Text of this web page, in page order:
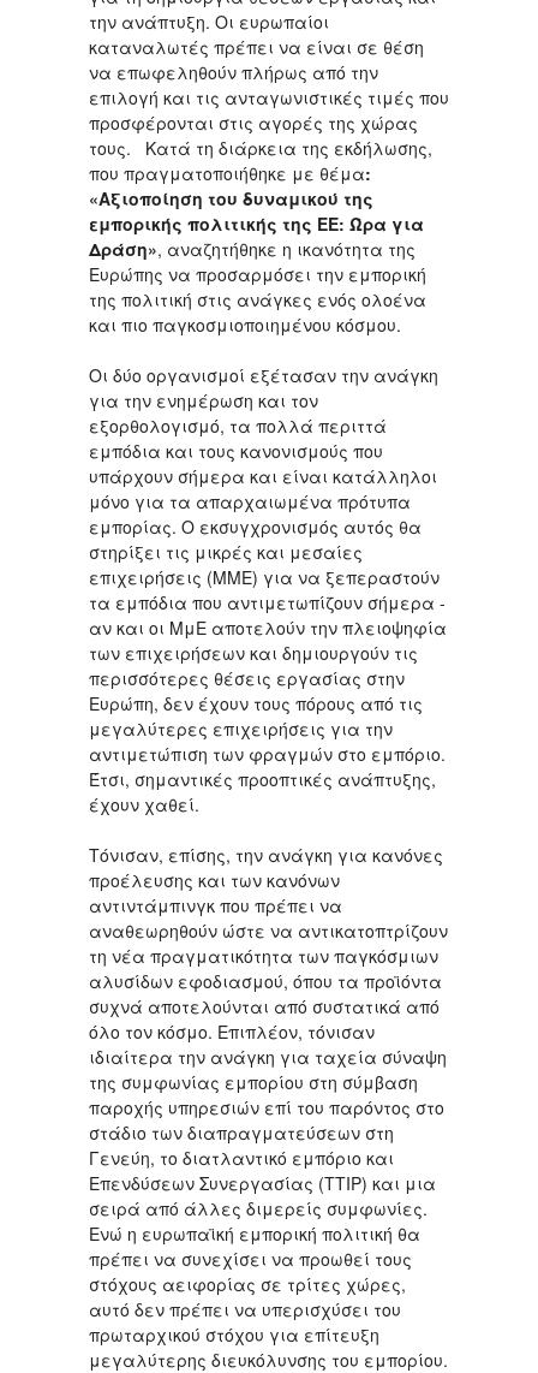
την ανάπτυξη. Οι ευρωπαίοι
καταναλωτές πρέπει να είναι σε θέση
να επωφεληθούν πλήρως από την
επιλογή και τις ανταγωνιστικές τιμές που
προσφέρονται στις αγορές της χώρας
τους. Κατά τη διάρκεια της εκδήλωσης,
που πραγματοποιήθηκε με θέμα:
«Αξιοποίηση του δυναμικού της
εμπορικής πολιτικής της ΕΕ: ​​Ώρα για
Δράση», αναζητήθηκε η ικανότητα της
Ευρώπης να προσαρμόσει την εμπορική
της πολιτική στις ανάγκες ενός ολοένα
και πιο παγκοσμιοποιημένου κόσμου.
Οι δύο οργανισμοί εξέτασαν την ανάγκη
για την ενημέρωση και τον
εξορθολογισμό, τα πολλά περιττά
εμπόδια και τους κανονισμούς που
υπάρχουν σήμερα και είναι κατάλληλοι
μόνο για τα απαρχαιωμένα πρότυπα
εμπορίας. Ο εκσυγχρονισμός αυτός θα
στηρίξει τις μικρές και μεσαίες
επιχειρήσεις (ΜΜΕ) για να ξεπεραστούν
τα εμπόδια που αντιμετωπίζουν σήμερα -
αν και οι ΜμΕ αποτελούν την πλειοψηφία
των επιχειρήσεων και δημιουργούν τις
περισσότερες θέσεις εργασίας στην
Ευρώπη, δεν έχουν τους πόρους από τις
μεγαλύτερες επιχειρήσεις για την
αντιμετώπιση των φραγμών στο εμπόριο.
Έτσι, σημαντικές προοπτικές ανάπτυξης,
έχουν χαθεί.
Τόνισαν, επίσης, την ανάγκη για κανόνες
προέλευσης και των κανόνων
αντιντάμπινγκ που πρέπει να
αναθεωρηθούν ώστε να αντικατοπτρίζουν
τη νέα πραγματικότητα των παγκόσμιων
αλυσίδων εφοδιασμού, όπου τα προϊόντα
συχνά αποτελούνται από συστατικά από
όλο τον κόσμο. Επιπλέον, τόνισαν
ιδιαίτερα την ανάγκη για ταχεία σύναψη
της συμφωνίας εμπορίου στη σύμβαση
παροχής υπηρεσιών επί του παρόντος στο
στάδιο των διαπραγματεύσεων στη
Γενεύη, το διατλαντικό εμπόριο και
Επενδύσεων Συνεργασίας (ΤΤΙΡ) και μια
σειρά από άλλες διμερείς συμφωνίες.
Ενώ η ευρωπαϊκή εμπορική πολιτική θα
πρέπει να συνεχίσει να προωθεί τους
στόχους αειφορίας σε τρίτες χώρες,
αυτό δεν πρέπει να υπερισχύσει του
πρωταρχικού στόχου για επίτευξη
μεγαλύτερης διευκόλυνσης του εμπορίου.